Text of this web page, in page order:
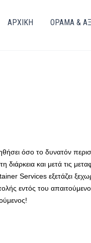
ΑΡΧΙΚΗ ΌΡΑΜΑ &
όσο το δυνατόν
και μετά τις
Services εξετάζει
εντός του